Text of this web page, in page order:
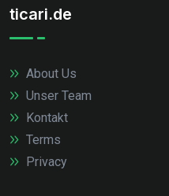
ticari.de
About Us
Unser Team
Kontakt
Terms
Privacy